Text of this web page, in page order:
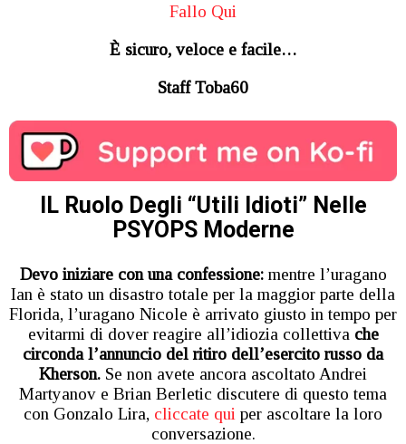
Fallo Qui
È sicuro, veloce e facile…
Staff Toba60
IL Ruolo Degli “Utili Idioti” Nelle
PSYOPS Moderne
Devo iniziare con una confessione:mentre l’uragano
Ian è stato un disastro totale per la maggior parte della
Florida, l’uragano Nicole è arrivato giusto in tempo per
evitarmi di dover reagire all’idiozia collettiva che
circonda l’annuncio del ritiro dell’esercito russo da
Kherson. Se non avete ancora ascoltato Andrei
Martyanov e Brian Berletic discutere di questo tema
con Gonzalo Lira, cliccate qui per ascoltare la loro
conversazione.